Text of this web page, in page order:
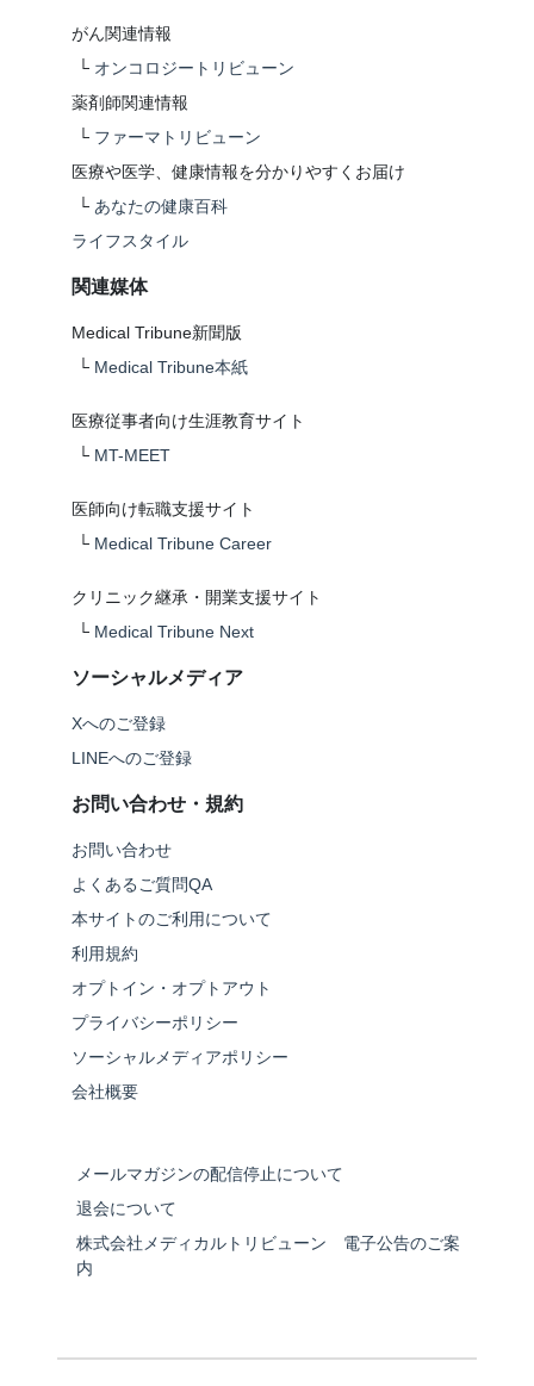
がん関連情報
└ オンコロジートリビューン
薬剤師関連情報
└ ファーマトリビューン
医療や医学、健康情報を分かりやすくお届け
└ あなたの健康百科
ライフスタイル
関連媒体
Medical Tribune新聞版
└ Medical Tribune本紙
医療従事者向け生涯教育サイト
└ MT-MEET
医師向け転職支援サイト
└ Medical Tribune Career
クリニック継承・開業支援サイト
└ Medical Tribune Next
ソーシャルメディア
Xへのご登録
LINEへのご登録
お問い合わせ・規約
お問い合わせ
よくあるご質問QA
本サイトのご利用について
利用規約
オプトイン・オプトアウト
プライバシーポリシー
ソーシャルメディアポリシー
会社概要
メールマガジンの配信停止について
退会について
株式会社メディカルトリビューン 電子公告のご案
内